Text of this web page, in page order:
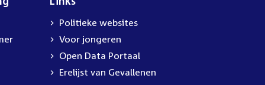
Politieke websites
Voor jongeren
Open Data Portaal
Erelijst van Gevallenen